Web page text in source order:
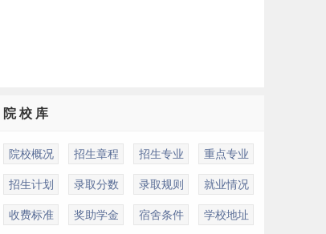
院 校 库
院校概况 招生章程 招生专业 重点专业
招生计划 录取分数 录取规则 就业情况
收费标准 奖助学金 宿舍条件 学校地址